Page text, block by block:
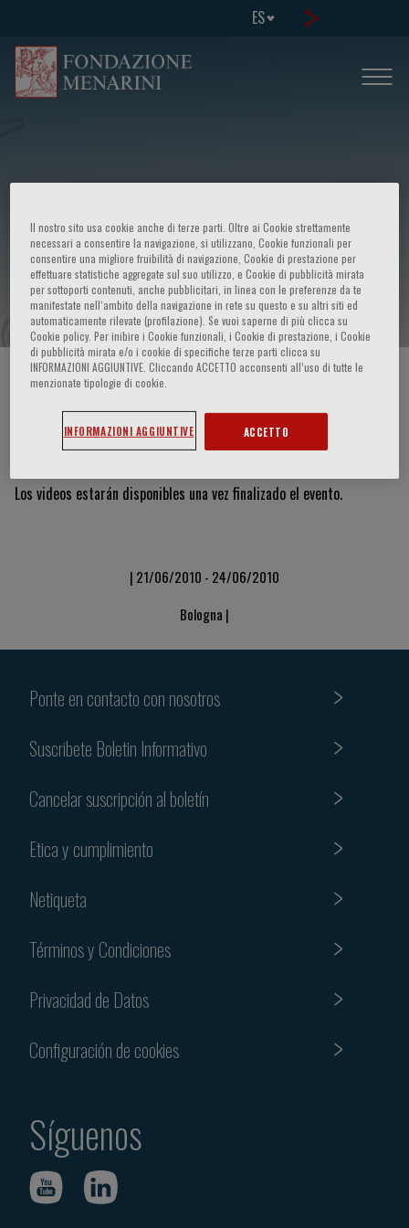
ES
European School of Genetic Medicine
- 6th course in: Statistical genetic
analysis of complex phenotypes
HOME PAGE / CURSOS Y EVENTOS
Vídeos y diapositivas
Los videos estarán disponibles una vez finalizado el evento.
| 21/06/2010 - 24/06/2010
Bologna |
Ponte en contacto con nosotros
Suscribete Boletin Informativo
Cancelar suscripción al boletín
Etica y cumplimiento
Netiqueta
Términos y Condiciones
Privacidad de Datos
Configuración de cookies
Síguenos
Il nostro sito usa cookie anche di terze parti. Oltre ai Cookie strettamente
necessari a consentire la navigazione, si utilizzano, Cookie funzionali per
consentire una migliore fruibilità di navigazione, Cookie di prestazione per
effettuare statistiche aggregate sul suo utilizzo, e Cookie di pubblicità mirata
per sottoporti contenuti, anche pubblicitari, in linea con le preferenze da te
manifestate nell‘ambito della navigazione in rete su questo e su altri siti ed
automaticamente rilevate (profilazione). Se vuoi saperne di più clicca su
Cookie policy. Per inibire i Cookie funzionali, i Cookie di prestazione, i Cookie
di pubblicità mirata e/o i cookie di specifiche terze parti clicca su
INFORMAZIONI AGGIUNTIVE. Cliccando ACCETTO acconsenti all’uso di tutte le
menzionate tipologie di cookie.
INFORMAZIONI AGGIUNTIVE ACCETTO